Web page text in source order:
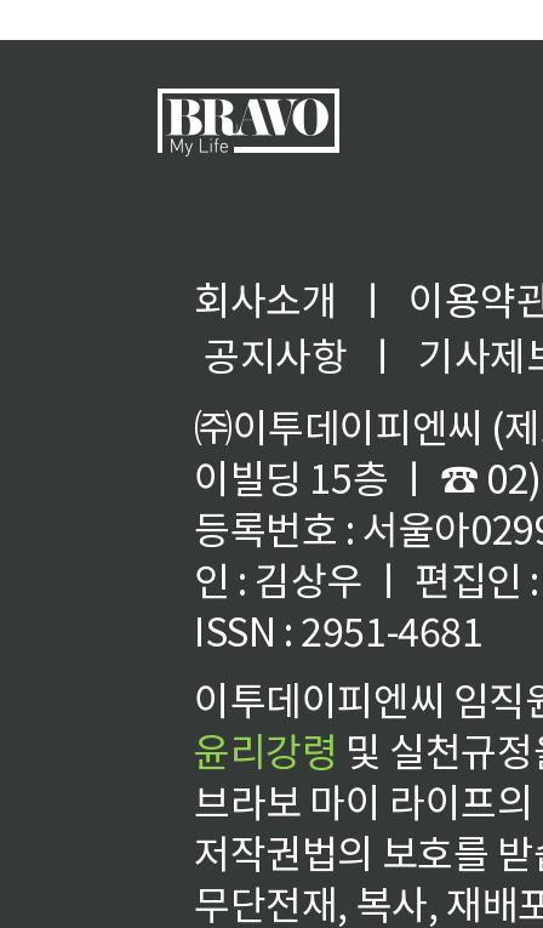
회사소개 ㅣ
이용약
공지사항
ㅣ
기사제
㈜이투데이피엔씨 (
이빌딩 15층 ㅣ ☎
등록번호 : 서울아
인 : 김상우 ㅣ 편집인
ISSN : 2951-4681
이투데이피엔씨 임
윤리강령 및 실천규
브라보 마이 라이프
저작권법의 보호를
무단전재, 복사, 재배